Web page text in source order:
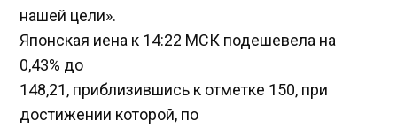
нашей цели».
Японская иена к 14:22 МСК подешевела на
0,43%​ до
148,21, приблизившись к отметке 150, при
достижении которой, по